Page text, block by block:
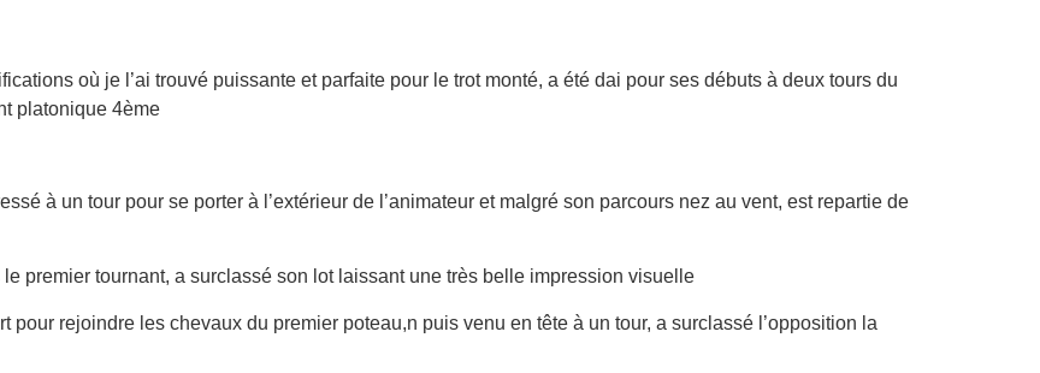
où je l’ai trouvé puissante et parfaite pour le trot monté, a été dai pour ses débuts à deux tours du
platonique 4ème
à un tour pour se porter à l’extérieur de l’animateur et malgré son parcours nez au vent, est repartie de
le premier tournant, a surclassé son lot laissant une très belle impression visuelle
pour rejoindre les chevaux du premier poteau,n puis venu en tête à un tour, a surclassé l’opposition la